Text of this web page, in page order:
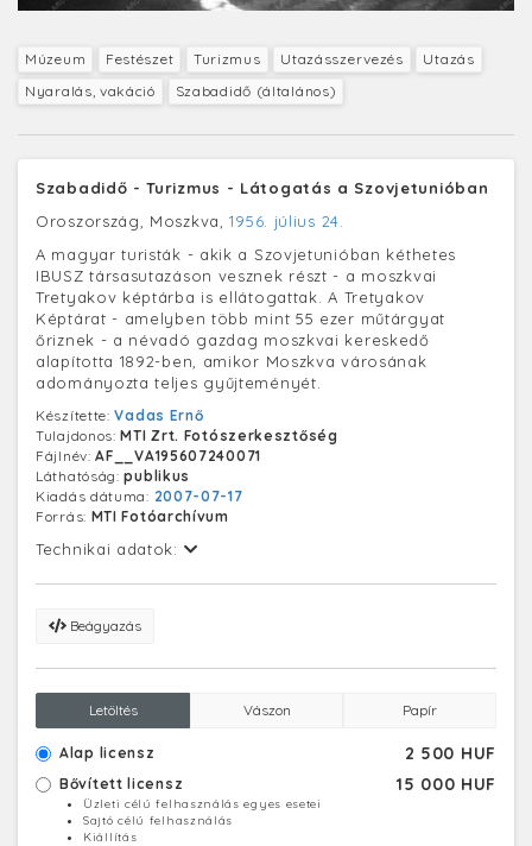
Múzeum Festészet Turizmus Utazásszervezés
Utazás
Nyaralás, vakáció
Szabadidő (általános)
Szabadidő - Turizmus - Látogatás a Szovjetunióban
Oroszország, Moszkva,1956. július 24.
A magyar turisták - akik a Szovjetunióban kéthetes
IBUSZ társasutazáson vesznek részt - a moszkvai
Tretyakov képtárba is ellátogattak. A Tretyakov
Képtárat - amelyben több mint 55 ezer műtárgyat
őriznek - a névadó gazdag moszkvai kereskedő
alapította 1892-ben, amikor Moszkva városának
adományozta teljes gyűjteményét.
Készítette:Vadas Ernő
Tulajdonos:MTI Zrt. Fotószerkesztőség
Fájlnév:AF__VA195607240071
Láthatóság:publikus
Kiadás dátuma: 2007-07-17
Forrás: MTI Fotóarchívum
Technikai adatok:
Beágyazás
Letöltés Vászon Papír
Alap licensz 2 500 HUF
Bővített licensz 15 000 HUF
Üzleti célú felhasználás egyes esetei
Sajtó célú felhasználás
Kiállítás